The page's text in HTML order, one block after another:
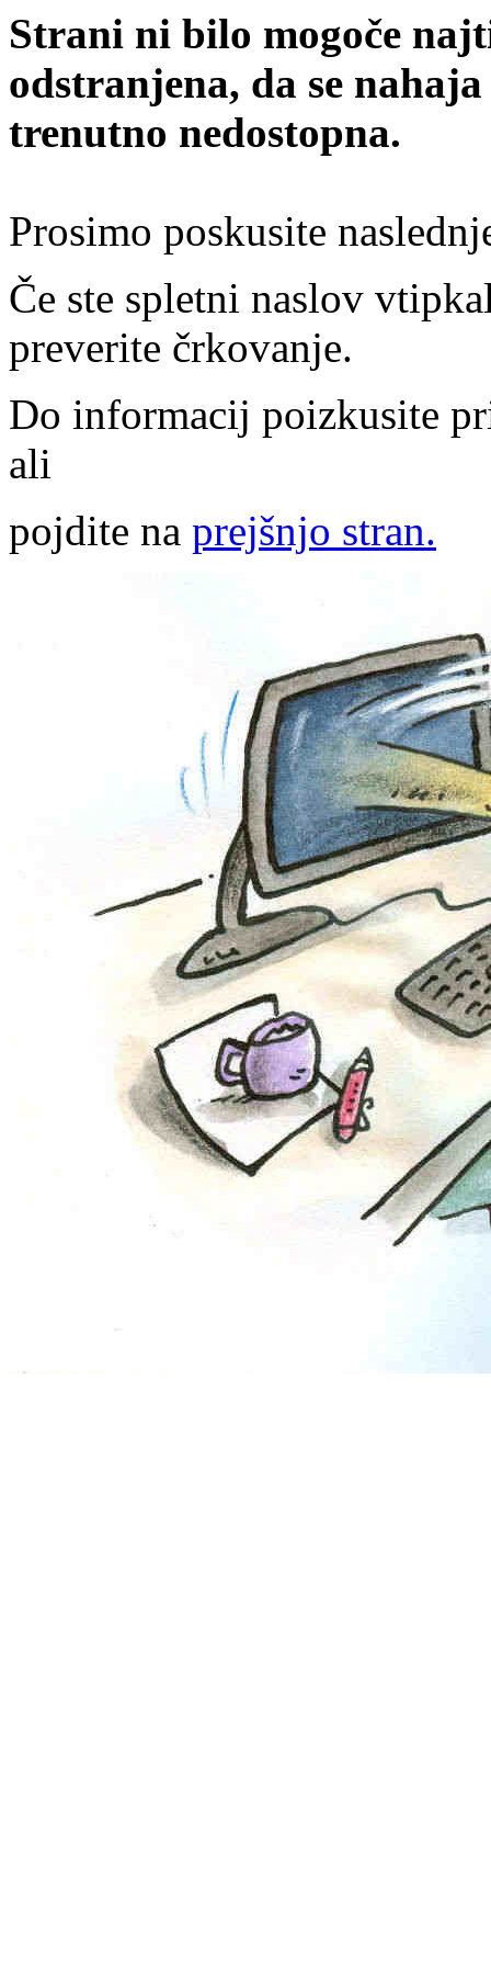
Strani ni bilo mogoče
odstranjena, da se
trenutno nedostopna.
Prosimo poskusite
Če ste spletni naslov
preverite črkovanje.
Do informacij poizkusite
ali
pojdite na prejšnjo stran.